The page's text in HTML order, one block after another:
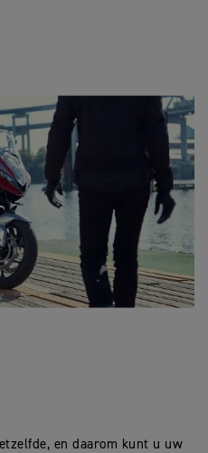
en daarom kunt u uw